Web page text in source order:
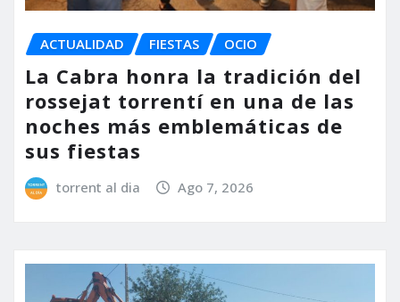
ACTUALIDAD FIESTAS OCIO
La Cabra honra la tradición del
rossejat torrentí en una de las
noches más emblemáticas de
sus fiestas
torrent al dia Ago 7, 2026